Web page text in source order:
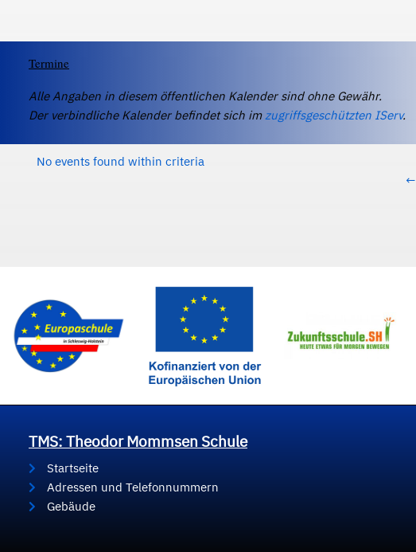
Termine
Alle Angaben in diesem öffentlichen Kalender sind ohne Gewähr.
Der verbindliche Kalender befindet sich imzugriffsgeschützten IServ.
No events found within criteria
←
TMS: Theodor Mommsen Schule
Startseite
Adressen und Telefonnummern
Gebäude